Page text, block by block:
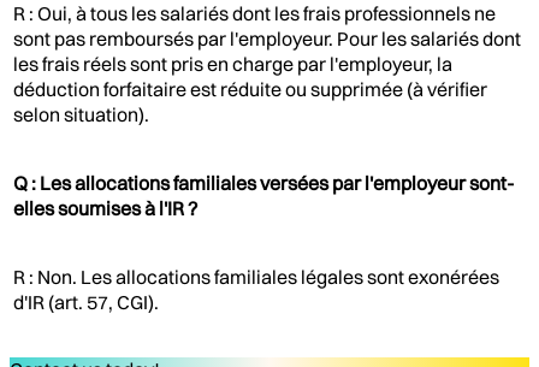
R : Oui, à tous les salariés dont les frais professionnels ne
sont pas remboursés par l'employeur. Pour les salariés dont
les frais réels sont pris en charge par l'employeur, la
déduction forfaitaire est réduite ou supprimée (à vérifier
selon situation).
Q : Les allocations familiales versées par l'employeur sont-
elles soumises à l'IR ?
R : Non. Les allocations familiales légales sont exonérées
d'IR (art. 57, CGI).